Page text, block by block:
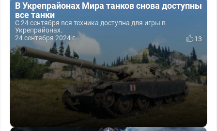
В Укрепрайонах Мира танков снова доступны
все танки
С 24 сентября вся техника доступна для игры в
Укрепрайонах.
24 сентября 2024 г.
13